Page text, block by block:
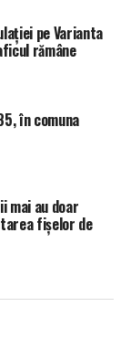
pe Varianta
rămâne
în comuna
mai au doar
fișelor de